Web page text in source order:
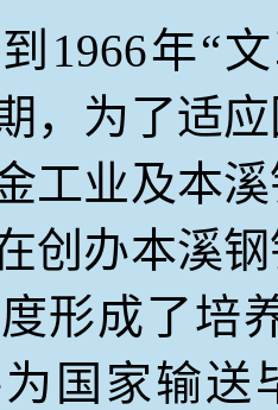
1966年“
，为了适
工业及本
创办本溪
形成了培
国家输送